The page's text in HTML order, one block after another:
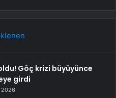
Göç krizi büyüyünce
girdi
2026